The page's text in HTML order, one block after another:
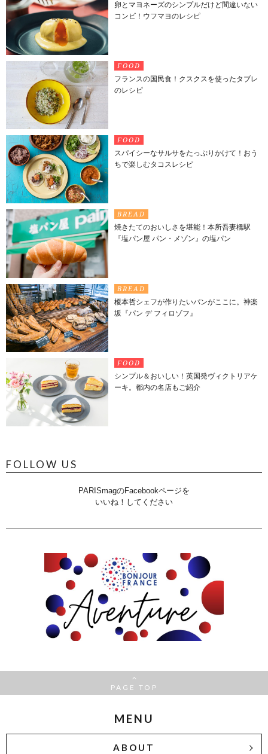
卵とマヨネーズのシンプルだけど間違いない
コンビ！ウフマヨのレシピ
FOOD
フランスの国民食！クスクスを使ったタブレ
のレシピ
FOOD
スパイシーなサルサをたっぷりかけて！おう
ちで楽しむタコスレシピ
BREAD
焼きたてのおいしさを堪能！本所吾妻橋駅
『塩パン屋 パン・メゾン』の塩パン
BREAD
榎本哲シェフが作りたいパンがここに。神楽
坂『パン デ フィロゾフ』
FOOD
シンプル＆おいしい！英国発ヴィクトリアケ
ーキ。都内の名店もご紹介
FOLLOW US
PARISmagのFacebookページを
いいね！してください
PAGE TOP
MENU
ABOUT